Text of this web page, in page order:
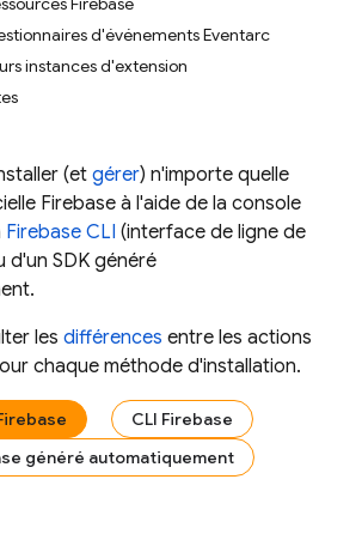
d'événements Eventarc
instances d'extension
(et gérer) n'importe quelle
Firebase à l'aide de la console
Firebase CLI (interface de ligne de
d'un SDK généré
les différences entre les actions
chaque méthode d'installation.
CLI Firebase
généré automatiquement